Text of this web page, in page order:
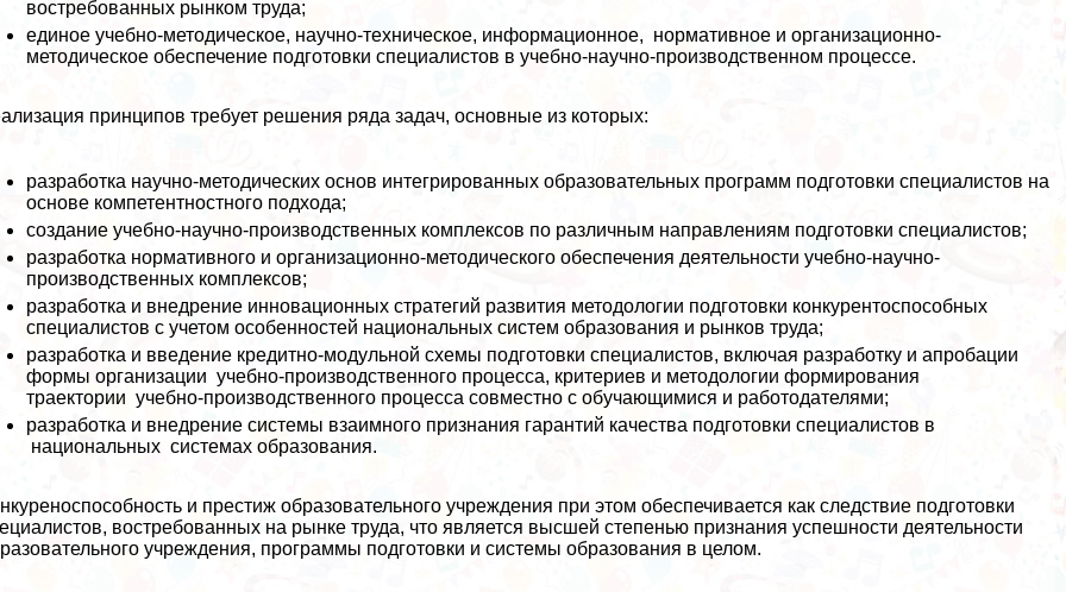
востребованных рынком труда;
единое учебно-методическое, научно-техническое, информационное, нормативное и организационно-
методическое обеспечение подготовки специалистов в учебно-научно-производственном процессе.
принципов требует решения ряда задач, основные из которых:
разработка научно-методических основ интегрированных образовательных программ подготовки специалистов на
основе компетентностного подхода;
создание учебно-научно-производственных комплексов по различным направлениям подготовки специалистов;
разработка нормативного и организационно-методического обеспечения деятельности учебно-научно-
производственных комплексов;
разработка и внедрение инновационных стратегий развития методологии подготовки конкурентоспособных
специалистов с учетом особенностей национальных систем образования и рынков труда;
разработка и введение кредитно-модульной схемы подготовки специалистов, включая разработку и апробации
формы организации учебно-производственного процесса, критериев и методологии формирования
траектории учебно-производственного процесса совместно с обучающимися и работодателями;
разработка и внедрение системы взаимного признания гарантий качества подготовки специалистов в
национальных системах образования.
и престиж образовательного учреждения при этом обеспечивается как следствие подготовки
востребованных на рынке труда, что является высшей степенью признания успешности деятельности
учреждения, программы подготовки и системы образования в целом.